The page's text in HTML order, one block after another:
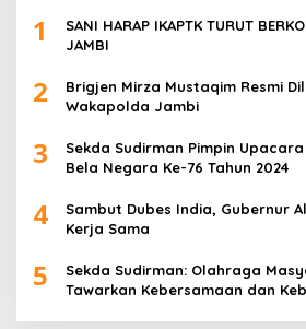
1
SANI HARAP IKAPTK TURUT
JAMBI
2
Brigjen Mirza Mustaqim Resmi
Wakapolda Jambi
3
Sekda Sudirman Pimpin
Bela Negara Ke-76 Tahun 2024
4
Sambut Dubes India, Gubernur
Kerja Sama
5
Sekda Sudirman: Olahraga
Tawarkan Kebersamaan dan